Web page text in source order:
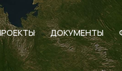
ДОКУМЕНТЫ